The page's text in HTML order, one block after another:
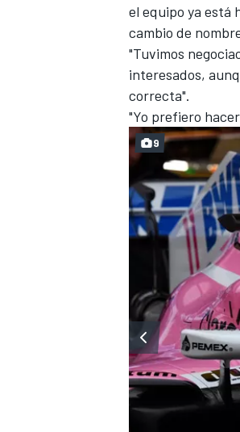
el equipo ya está
cambio de
"Tuvimos
interesados,
correcta".
"Yo prefiero
9